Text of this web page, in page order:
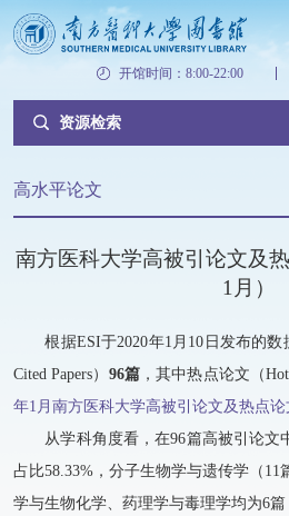
开馆时间：8:00-22:00
资源检索
高水平论文
南方医科大学高被引论文及
1月）
根据ESI于2020年1月10日发布的数
Cited Papers） 96篇，其中热点论文（Hot
年1月南方医科大学高被引论文及热点论
从学科角度看，在96篇高被引论文
占比58.33%，分子生物学与遗传学（11
学与生物化学、药理学与毒理学均为6篇